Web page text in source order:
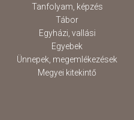
Tanfolyam, képzés
Tábor
Egyházi, vallási
Egyebek
Ünnepek, megemlékezések
Megyei kitekintő